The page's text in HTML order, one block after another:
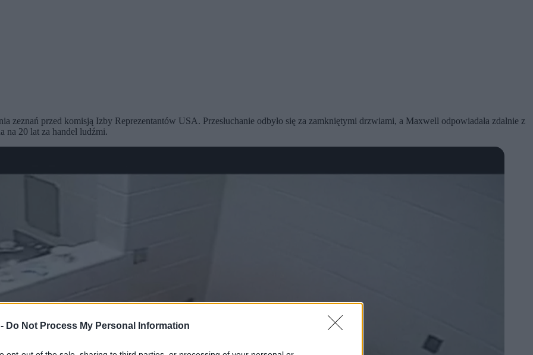
Do Not Process My Personal Information
zeznań przed komisją Izby Reprezentantów USA. Przesłuchanie odbyło się za zamkniętymi drzwiami, a Maxwell odpowiadała zdalnie z
na 20 lat za handel ludźmi.